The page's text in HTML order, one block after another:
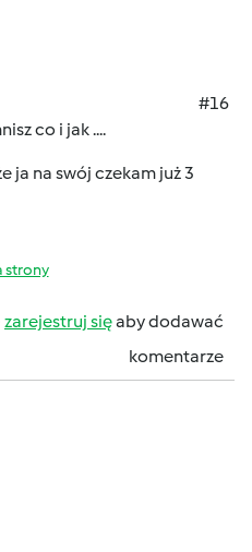
#16
co i jak ....
ja na swój czekam już 3
strony
zarejestruj sięaby dodawać
komentarze